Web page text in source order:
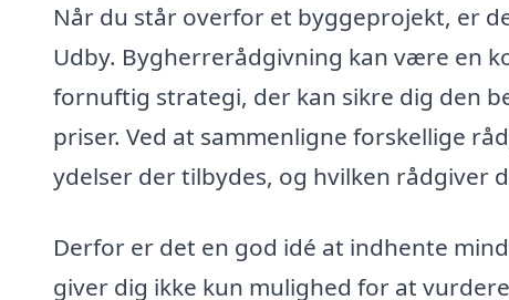
Når du står overfor et byggeprojekt, er
Udby. Bygherrerådgivning kan være en
fornuftig strategi, der kan sikre dig den
priser. Ved at sammenligne forskellige
ydelser der tilbydes, og hvilken rådgiver
Derfor er det en god idé at indhente
giver dig ikke kun mulighed for at